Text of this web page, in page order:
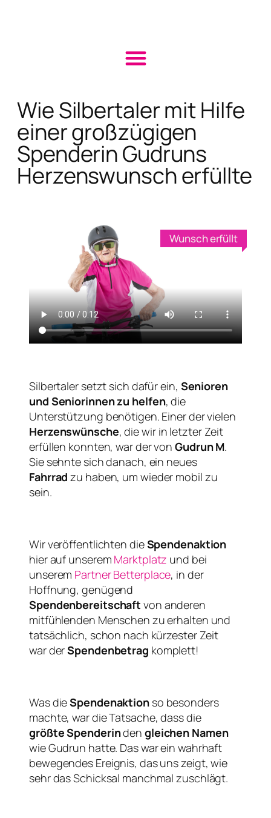
Wie Silbertaler mit Hilfe
einer großzügigen
Spenderin Gudruns
Herzenswunsch erfüllte
Wunsch erfüllt
Silbertaler setzt sich dafür ein, Senioren
und Seniorinnen zu helfen, die
Unterstützung benötigen. Einer der vielen
Herzenswünsche, die wir in letzter Zeit
erfüllen konnten, war der von Gudrun M.
Sie sehnte sich danach, ein neues
Fahrrad zu haben, um wieder mobil zu
sein.
Wir veröffentlichten dieSpendenaktion
hier auf unserem Marktplatz und bei
unserem Partner Betterplace, in der
Hoffnung, genügend
Spendenbereitschaft von anderen
mitfühlenden Menschen zu erhalten und
tatsächlich, schon nach kürzester Zeit
war derSpendenbetrag komplett!
Was dieSpendenaktionso besonders
machte, war die Tatsache, dass die
größte Spenderinden gleichen Namen
wie Gudrun hatte. Das war ein wahrhaft
bewegendes Ereignis, das uns zeigt, wie
sehr das Schicksal manchmal zuschlägt.